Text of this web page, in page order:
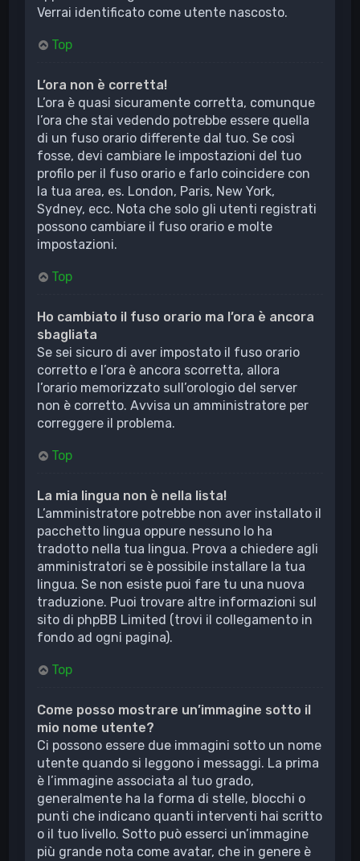
Verrai identificato come utente nascosto.
Top
L’ora non è corretta!
L’ora è quasi sicuramente corretta, comunque
l’ora che stai vedendo potrebbe essere quella
di un fuso orario differente dal tuo. Se così
fosse, devi cambiare le impostazioni del tuo
profilo per il fuso orario e farlo coincidere con
la tua area, es. London, Paris, New York,
Sydney, ecc. Nota che solo gli utenti registrati
possono cambiare il fuso orario e molte
impostazioni.
Top
Ho cambiato il fuso orario ma l’ora è ancora
sbagliata
Se sei sicuro di aver impostato il fuso orario
corretto e l’ora è ancora scorretta, allora
l’orario memorizzato sull’orologio del server
non è corretto. Avvisa un amministratore per
correggere il problema.
Top
La mia lingua non è nella lista!
L’amministratore potrebbe non aver installato il
pacchetto lingua oppure nessuno lo ha
tradotto nella tua lingua. Prova a chiedere agli
amministratori se è possibile installare la tua
lingua. Se non esiste puoi fare tu una nuova
traduzione. Puoi trovare altre informazioni sul
sito di phpBB Limited (trovi il collegamento in
fondo ad ogni pagina).
Top
Come posso mostrare un’immagine sotto il
mio nome utente?
Ci possono essere due immagini sotto un nome
utente quando si leggono i messaggi. La prima
è l’immagine associata al tuo grado,
generalmente ha la forma di stelle, blocchi o
punti che indicano quanti interventi hai scritto
o il tuo livello. Sotto può esserci un’immagine
più grande nota come avatar, che in genere è